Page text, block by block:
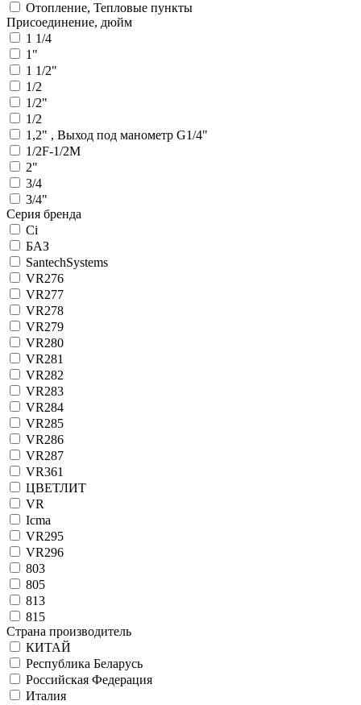
Отопление, Тепловые пункты
Присоединение, дюйм
1 1/4
1"
1 1/2"
1/2
1/2"
1/2
1,2" , Выход под манометр G1/4"
1/2F-1/2M
2"
3/4
3/4"
Серия бренда
Ci
БАЗ
SantechSystems
VR276
VR277
VR278
VR279
VR280
VR281
VR282
VR283
VR284
VR285
VR286
VR287
VR361
ЦВЕТЛИТ
VR
Icma
VR295
VR296
803
805
813
815
Страна производитель
КИТАЙ
Республика Беларусь
Российская Федерация
Италия